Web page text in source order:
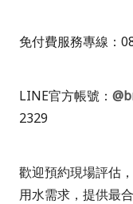
免付費服務專線：
LINE官方帳號：
2329
歡迎預約現場評估
用水需求，提供最